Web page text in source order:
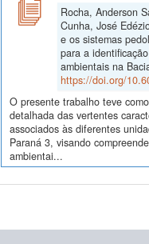
Rocha, Anderson
Cunha, José
e os sistemas
para a
ambientais na
https://doi.org/
O presente trabalho teve
detalhada das vertentes
associados às diferentes
Paraná 3, visando
ambientai...